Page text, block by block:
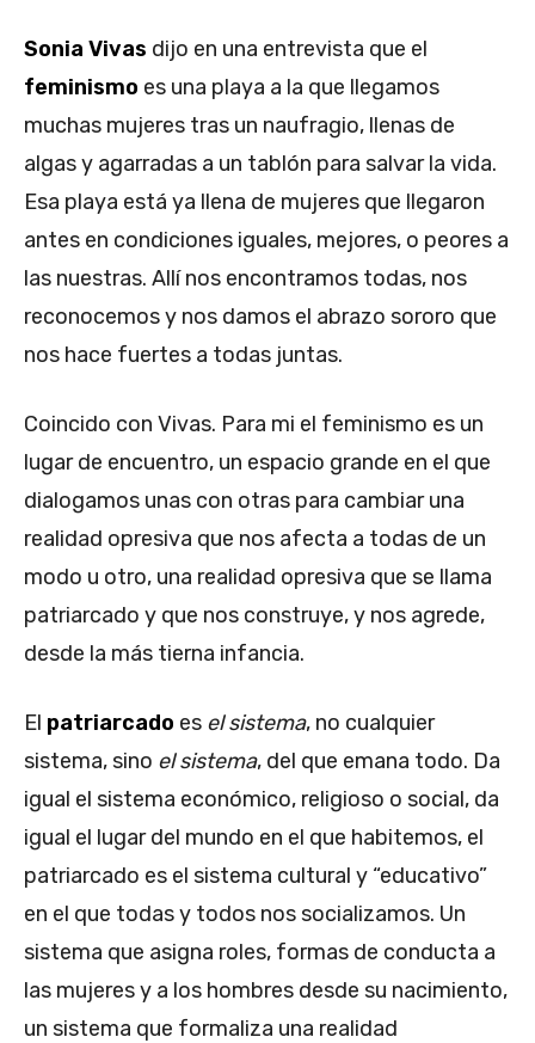
Sonia Vivas dijo en una entrevista que el
feminismo es una playa a la que llegamos
muchas mujeres tras un naufragio, llenas de
algas y agarradas a un tablón para salvar la vida.
Esa playa está ya llena de mujeres que llegaron
antes en condiciones iguales, mejores, o peores a
las nuestras. Allí nos encontramos todas, nos
reconocemos y nos damos el abrazo sororo que
nos hace fuertes a todas juntas.
Coincido con Vivas. Para mi el feminismo es un
lugar de encuentro, un espacio grande en el que
dialogamos unas con otras para cambiar una
realidad opresiva que nos afecta a todas de un
modo u otro, una realidad opresiva que se llama
patriarcado y que nos construye, y nos agrede,
desde la más tierna infancia.
El patriarcado es el sistema, no cualquier
sistema, sino el sistema, del que emana todo. Da
igual el sistema económico, religioso o social, da
igual el lugar del mundo en el que habitemos, el
patriarcado es el sistema cultural y “educativo”
en el que todas y todos nos socializamos. Un
sistema que asigna roles, formas de conducta a
las mujeres y a los hombres desde su nacimiento,
un sistema que formaliza una realidad